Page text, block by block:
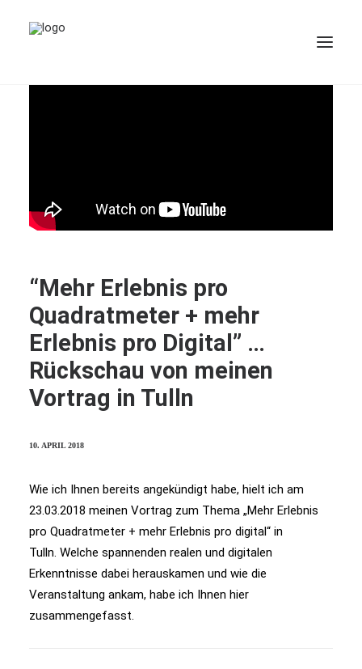
BUCH
“Mehr Erlebnis pro
Quadratmeter + mehr
Erlebnis pro Digital” …
Rückschau von meinen
Vortrag in Tulln
10. APRIL 2018
Wie ich Ihnen bereits angekündigt habe, hielt ich am
23.03.2018 meinen Vortrag zum Thema „Mehr Erlebnis
pro Quadratmeter + mehr Erlebnis pro digital“ in
Tulln. Welche spannenden realen und digitalen
Erkenntnisse dabei herauskamen und wie die
Veranstaltung ankam, habe ich Ihnen hier
zusammengefasst.